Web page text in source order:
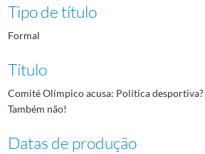
Tipo de título
Formal
Título
Comité Olímpico acusa: Política
Também não!
Datas de produção